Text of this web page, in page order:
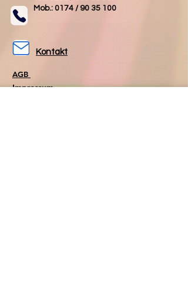
Mob.: 0174 / 90 35 100
Kontakt
AGB
Impressum